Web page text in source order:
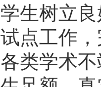
生树立
点工作
类学术